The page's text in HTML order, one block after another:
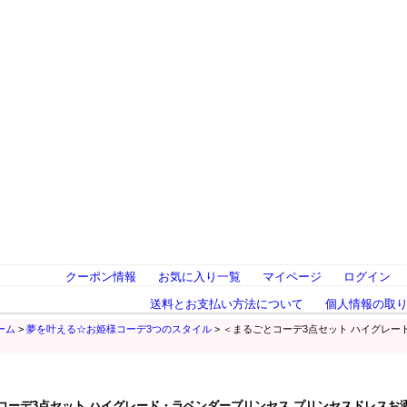
クーポン情報 お気に入り一覧 マイページ
ログイン
送料とお支払い方法について
個人情報の取
ム > 夢を叶える☆お姫様コーデ3つのスタイル > ＜まるごとコーデ3点セット ハイグレー